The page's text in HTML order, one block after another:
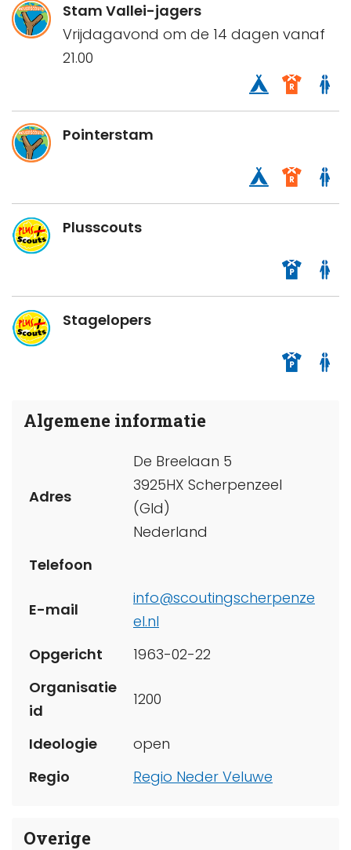
Stam Vallei-jagers
Vrijdagavond om de 14 dagen vanaf
21.00
Pointerstam
Plusscouts
Stagelopers
Algemene informatie
Adres
De Breelaan 5
3925HX Scherpenzeel
(Gld)
Nederland
Telefoon
E-mail
info@scoutingscherpenze
el.nl
Opgericht
1963-02-22
Organisatie
id
1200
Ideologie
open
Regio
Regio Neder Veluwe
Overige